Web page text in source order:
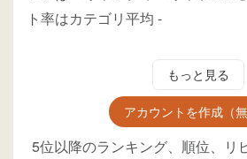
ト率はカテゴリ平均 -
もっと見る
アカウントを作成（無
5位以降のランキング、順位、リ